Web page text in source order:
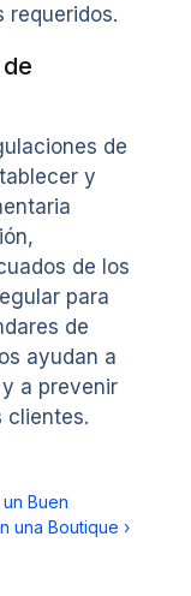
requeridos.
de
y
de los
para
de
ayudan a
a prevenir
clientes.
Buen
una Boutique ›